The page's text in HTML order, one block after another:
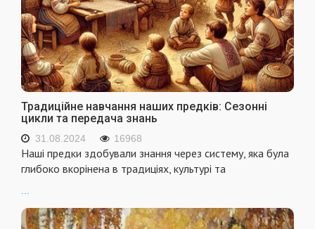
Традиційне навчання наших предків: Сезонні
цикли та передача знань
31.08.2024 16968
Наші предки здобували знання через систему, яка була
глибоко вкорінена в традиціях, культурі та